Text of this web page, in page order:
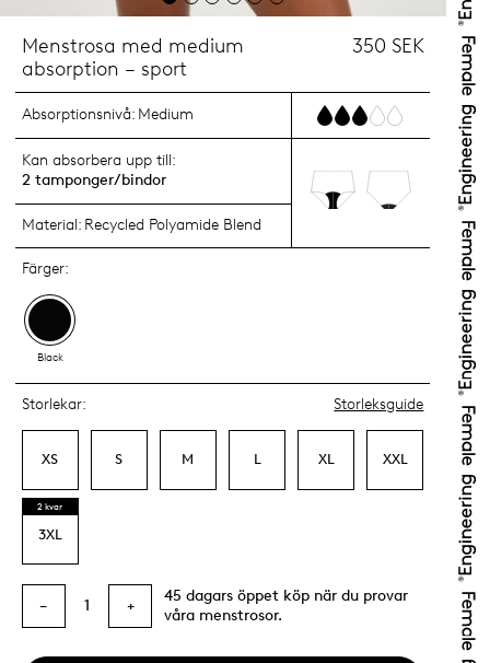
Menstrosa med medium
absorption – sport
350 SEK
Absorptionsnivå: Medium
Kan absorbera upp till:
2 tamponger/bindor
Material: Recycled Polyamide Blend
Färger:
Black
Storlekar: Storleksguide
XS S M L XL XXL
2 kvar
3XL
− 1 +
45 dagars öppet köp när du provar
våra menstrosor.